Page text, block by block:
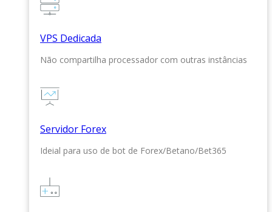
VPS Dedicada
Não compartilha processador com outras instâncias
Servidor Forex
Ideial para uso de bot de Forex/Betano/Bet365